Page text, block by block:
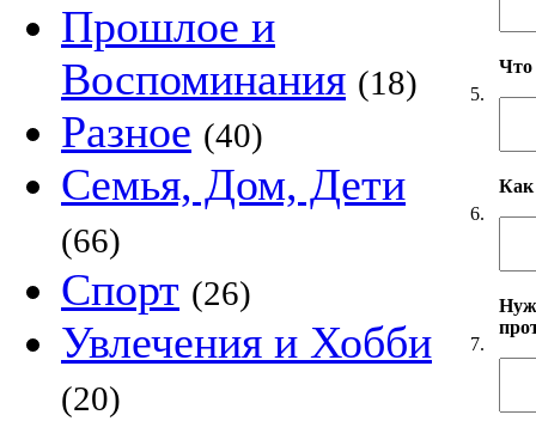
Прошлое и
Воспоминания (18)
Разное (40)
Семья, Дом, Дети
(66)
Спорт (26)
Увлечения и Хобби
(20)
5.
Что
6.
Как
7.